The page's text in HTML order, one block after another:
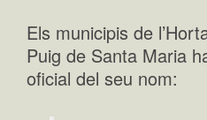
Els municipis de
Puig de Santa Maria
oficial del seu nom: